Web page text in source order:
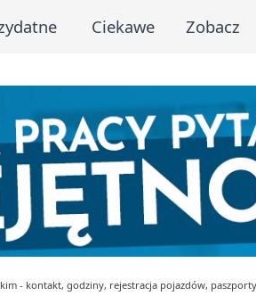
Ciekawe Zobacz
- kontakt, godziny, rejestracja pojazdów, paszporty